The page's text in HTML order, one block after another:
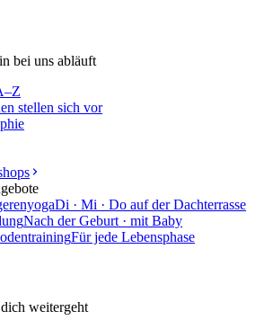
bei uns abläuft
stellen sich vor
Di · Mi · Do auf der Dachterrasse
Nach der Geburt · mit Baby
Für jede Lebensphase
weitergeht